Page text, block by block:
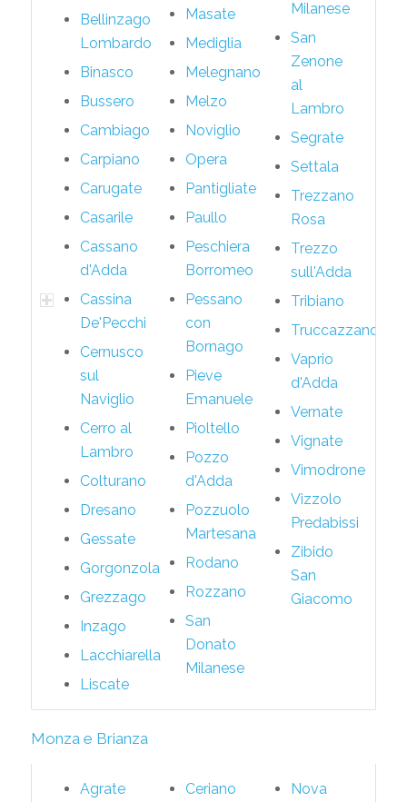
Bellinzago
Lombardo
Binasco
Bussero
Cambiago
Carpiano
Carugate
Casarile
Cassano
d'Adda
Cassina
De'Pecchi
Cernusco
sul
Naviglio
Cerro al
Lambro
Colturano
Dresano
Gessate
Gorgonzola
Grezzago
Inzago
Lacchiarella
Liscate
Masate
Mediglia
Melegnano
Melzo
Noviglio
Opera
Pantigliate
Paullo
Peschiera
Borromeo
Pessano
con
Bornago
Pieve
Emanuele
Pioltello
Pozzo
d'Adda
Pozzuolo
Martesana
Rodano
Rozzano
San
Donato
Milanese
Milanese
San
Zenone
al
Lambro
Segrate
Settala
Trezzano
Rosa
Trezzo
sull'Adda
Tribiano
Truccazzano
Vaprio
d'Adda
Vernate
Vignate
Vimodrone
Vizzolo
Predabissi
Zibido
San
Giacomo
Monza e Brianza
Agrate
Ceriano
Nova